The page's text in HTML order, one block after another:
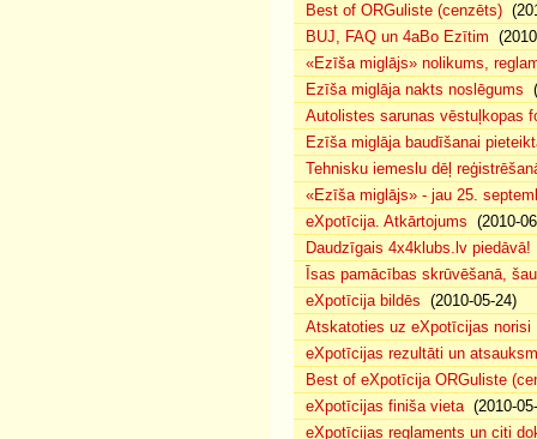
Best of ORGuliste (cenzēts)
BUJ, FAQ un 4aBo Ezītim
«Ezīša miglājs» nolikums,
Ezīša miglāja nakts noslēgums
Autolistes sarunas vēstuļkopas
Ezīša miglāja baudīšanai
Tehnisku iemeslu dēļ
«Ezīša miglājs» - jau 25.
eXpotīcija. Atkārtojums (2010-
Daudzīgais 4x4klubs.lv piedāvā!
Īsas pamācības skrūvēšanā,
eXpotīcija bildēs (2010-05-24)
Atskatoties uz eXpotīcijas norisi
eXpotīcijas rezultāti un
Best of eXpotīcija ORGuliste
eXpotīcijas finiša vieta(2010-
eXpotīcijas reglaments un citi